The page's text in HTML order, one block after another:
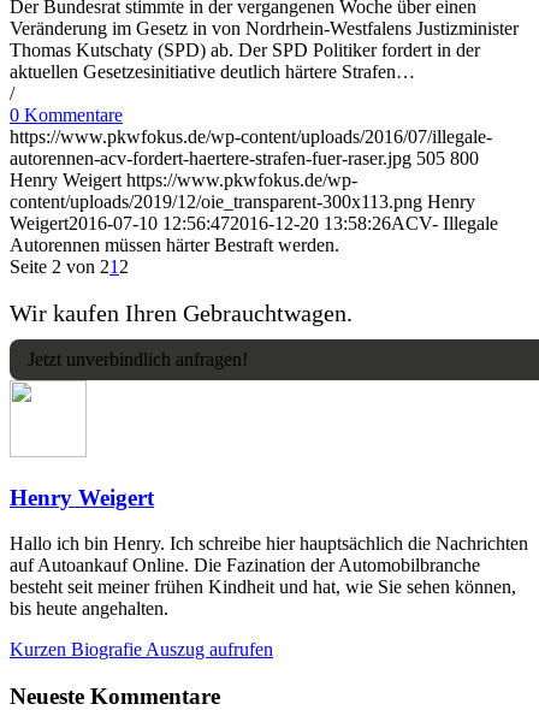
Der Bundesrat stimmte in der vergangenen Woche über einen
Veränderung im Gesetz in von Nordrhein-Westfalens Justizminister
Thomas Kutschaty (SPD) ab. Der SPD Politiker fordert in der
aktuellen Gesetzesinitiative deutlich härtere Strafen…
/
0 Kommentare
https://www.pkwfokus.de/wp-content/uploads/2016/07/illegale-
autorennen-acv-fordert-haertere-strafen-fuer-raser.jpg 505 800
Henry Weigert https://www.pkwfokus.de/wp-
content/uploads/2019/12/oie_transparent-300x113.png Henry
Weigert2016-07-10 12:56:472016-12-20 13:58:26ACV- Illegale
Autorennen müssen härter Bestraft werden.
Seite 2 von 21 2
Wir kaufen Ihren Gebrauchtwagen.
Jetzt unverbindlich anfragen!
Henry Weigert
Hallo ich bin Henry. Ich schreibe hier hauptsächlich die Nachrichten
auf Autoankauf Online. Die Fazination der Automobilbranche
besteht seit meiner frühen Kindheit und hat, wie Sie sehen können,
bis heute angehalten.
Kurzen Biografie Auszug aufrufen
Neueste Kommentare